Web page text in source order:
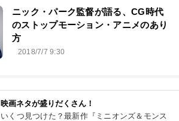
ニック・パーク監督が語る、CG時代
のストップモーション・アニメのあり
方
2018/7/7 9:30
映画ネタが盛りだくさん！
いくつ見つけた？最新作『ミニオンズ＆モンス